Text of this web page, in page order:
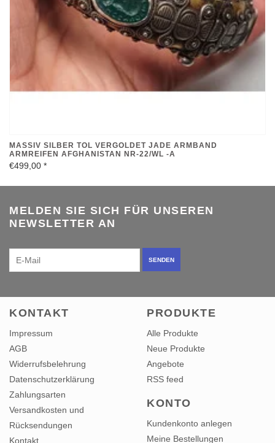
MASSIV SILBER TOL VERGOLDET JADE ARMBAND
ARMREIFEN AFGHANISTAN NR-22/WL -A
€499,00 *
MELDEN SIE SICH FÜR UNSEREN
NEWSLETTER AN
SENDEN
KONTAKT
Impressum
AGB
Widerrufsbelehrung
Datenschutzerklärung
Zahlungsarten
Versandkosten und
Rücksendungen
Kontakt
PRODUKTE
Alle Produkte
Neue Produkte
Angebote
RSS feed
KONTO
Kundenkonto anlegen
Meine Bestellungen